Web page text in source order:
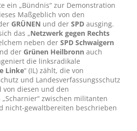
ein „Bündnis“ zur Demonstration
Maßgeblich von den
GRÜNEN und der SPD ausging.
das „Netzwerk gegen Rechts
neben der SPD Schwaigern
der Grünen Heilbronn auch
die linksradikale
Linke“ (IL) zählt, die von
und Landesverfassungsschutz
diesen und den
zwischen militanten
nicht-gewaltbereiten beschrieben